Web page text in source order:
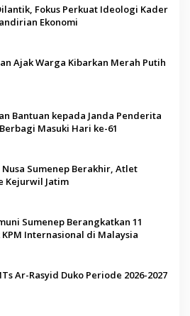
Fokus Perkuat Ideologi Kader
Ekonomi
Ajak Warga Kibarkan Merah Putih
Bantuan kepada Janda Penderita
Masuki Hari ke-61
Sumenep Berakhir, Atlet
Kejurwil Jatim
Sumenep Berangkatkan 11
Internasional di Malaysia
Ar-Rasyid Duko Periode 2026-2027